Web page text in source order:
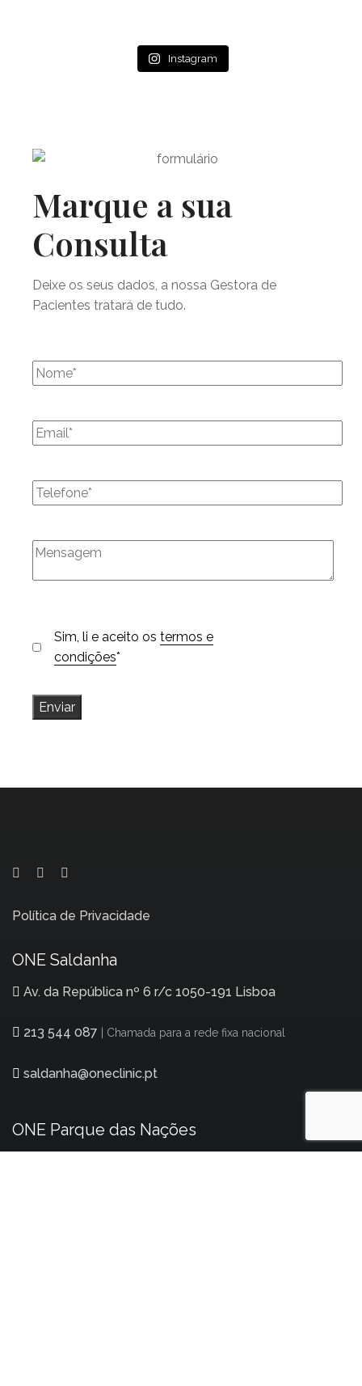
Instagram
Marque a sua
Consulta
Deixe os seus dados, a nossa Gestora de
Pacientes tratará de tudo.
Sim, li e aceito ostermos e
condições*
Política de Privacidade
ONE Saldanha
Av. da República nº 6 r/c 1050-191 Lisboa
213 544 087 | Chamada para a rede fixa nacional
saldanha@oneclinic.pt
ONE Parque das Nações